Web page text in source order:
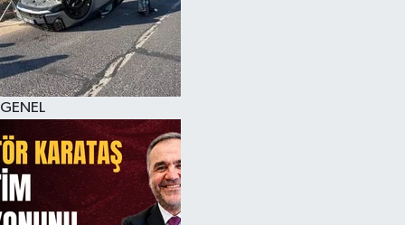
GENEL
KÜLTÜR SANAT
MAGAZİN
SAĞLIK
SİYASET
SPOR